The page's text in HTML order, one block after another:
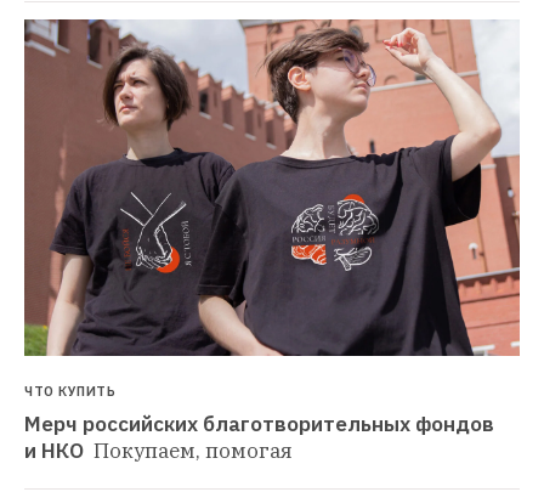
ЧТО КУПИТЬ
Мерч российских благотворительных фондов
и НКО Покупаем, помогая